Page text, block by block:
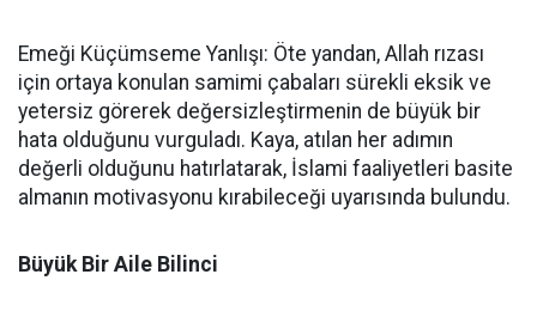
Emeği Küçümseme Yanlışı: Öte yandan, Allah rızası
için ortaya konulan samimi çabaları sürekli eksik ve
yetersiz görerek değersizleştirmenin de büyük bir
hata olduğunu vurguladı. Kaya, atılan her adımın
değerli olduğunu hatırlatarak, İslami faaliyetleri basite
almanın motivasyonu kırabileceği uyarısında bulundu.
Büyük Bir Aile Bilinci